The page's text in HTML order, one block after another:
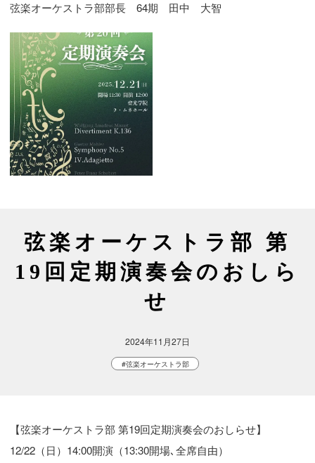
弦楽オーケストラ部部長　64期　田中　大智
弦楽オーケストラ部 第
19回定期演奏会のおしら
せ
2024年11月27日
#弦楽オーケストラ部
【弦楽オーケストラ部 第19回定期演奏会のおしらせ】
12/22（日）14:00開演（13:30開場､全席自由）